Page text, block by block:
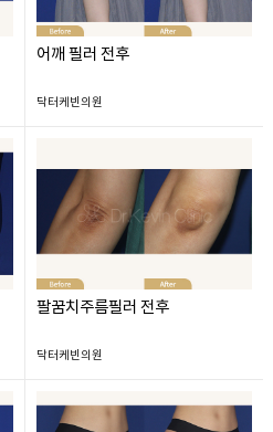
어깨 필러 전후
닥터케빈의원
팔꿈치주름필러 전후
닥터케빈의원